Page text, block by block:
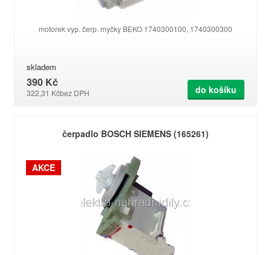
motorek vyp. čerp. myčky BEKO 1740300100, 1740300300
skladem
390 Kč
322,31 Kčbez DPH do košíku
čerpadlo BOSCH SIEMENS (165261)
AKCE